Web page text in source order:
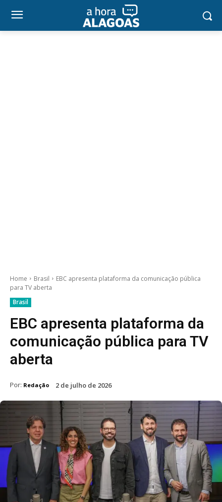
Home Brasil
EBC apresenta plataforma da comunicação pública
para TV aberta
Brasil
EBC apresenta plataforma da
comunicação pública para TV
aberta
Por: Redação 2 de julho de 2026